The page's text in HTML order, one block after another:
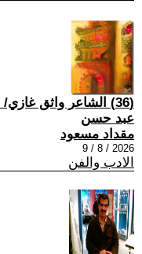
(36) الشاعر واثق
عبد حسن
مقداد مسعود
2026 / 8 / 9
الادب والفن